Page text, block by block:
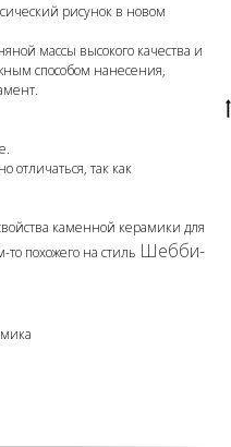
рисунок в новом
массы высокого качества и
способом нанесения,
отличаться, так как
каменной керамики для
похожего на стиль Шебби-